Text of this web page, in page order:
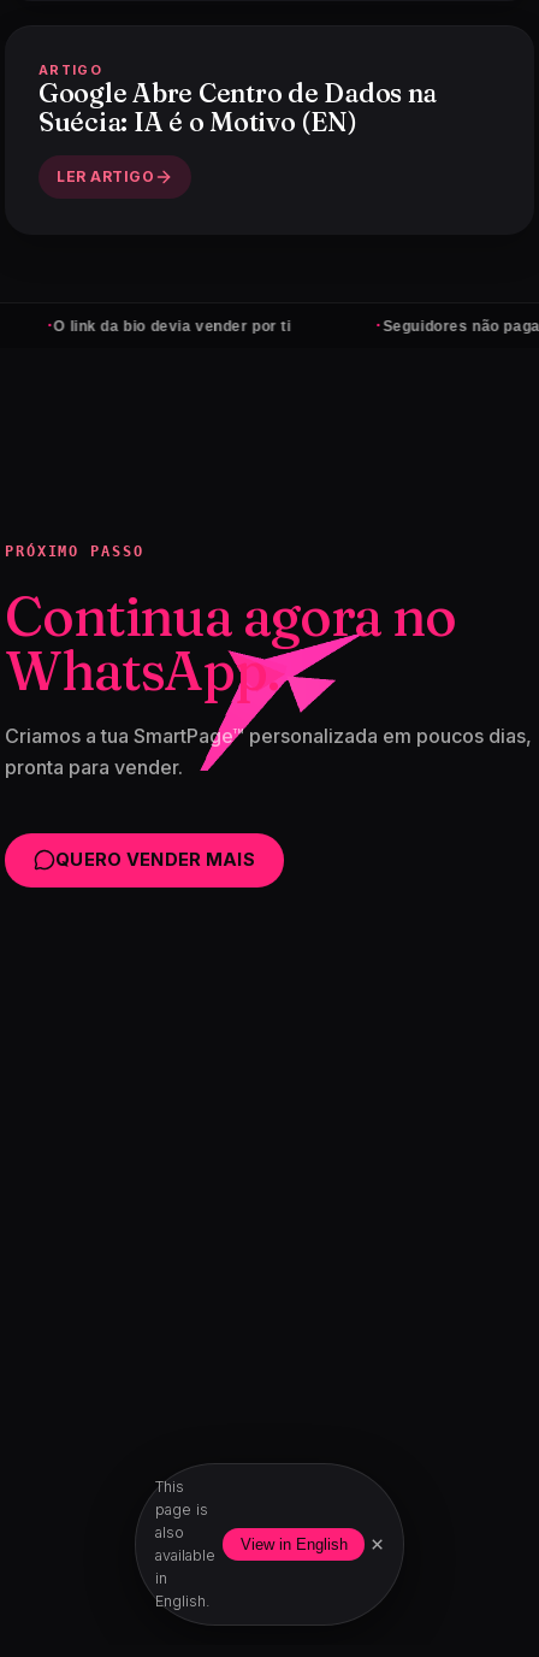
This
page is
also
available
in
English.
View in English ×
ARTIGO
Google Abre Centro de Dados na
Suécia: IA é o Motivo (EN)
LER ARTIGO
da bio devia vender por ti Seguidores não pagam
PRÓXIMO PASSO
Continua agora no
WhatsApp.
Criamos a tua SmartPage™ personalizada em poucos dias,
pronta para vender.
QUERO VENDER MAIS